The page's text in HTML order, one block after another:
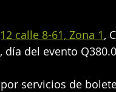
calle 8-61, Zona 1,
del evento
servicios de